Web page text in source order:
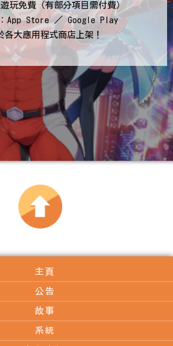
玩免費（有部分項目需付費）
App Store ／ Google Play
各大應用程式商店上架！
主頁
公告
故事
系統